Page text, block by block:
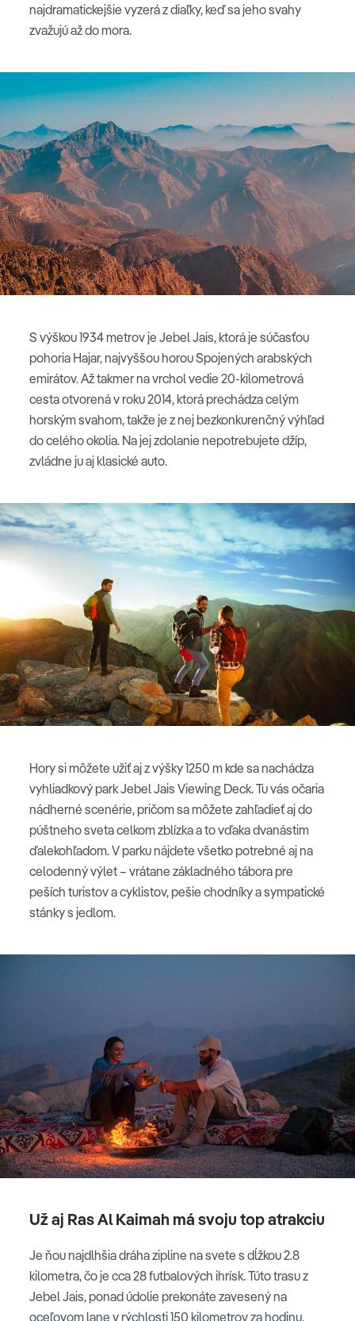
najdramatickejšie vyzerá z diaľky, keď sa jeho svahy
zvažujú až do mora.
S výškou 1934 metrov je Jebel Jais, ktorá je súčasťou
pohoria Hajar, najvyššou horou Spojených arabských
emirátov. Až takmer na vrchol vedie 20-kilometrová
cesta otvorená v roku 2014, ktorá prechádza celým
horským svahom, takže je z nej bezkonkurenčný výhľad
do celého okolia. Na jej zdolanie nepotrebujete džíp,
zvládne ju aj klasické auto.
Hory si môžete užiť aj z výšky 1250 m kde sa nachádza
vyhliadkový park Jebel Jais Viewing Deck. Tu vás očaria
nádherné scenérie, pričom sa môžete zahľadieť aj do
púštneho sveta celkom zblízka a to vďaka dvanástim
ďalekohľadom. V parku nájdete všetko potrebné aj na
celodenný výlet – vrátane základného tábora pre
peších turistov a cyklistov, pešie chodníky a sympatické
stánky s jedlom.
Už aj Ras Al Kaimah má svoju top atrakciu
Je ňou najdlhšia dráha zipline na svete s dĺžkou 2.8
kilometra, čo je cca 28 futbalových ihrísk. Túto trasu z
Jebel Jais, ponad údolie prekonáte zavesený na
oceľovom lane v rýchlosti 150 kilometrov za hodinu.